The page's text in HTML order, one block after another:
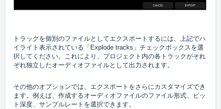
トラックを個別のファイルとしてエクスポートするには、上記でハ
イライト表示されている「Explode tracks 」チェックボックスを選
択してください。これにより、プロジェクト内の各トラックがそれ
ぞれ独立したオーディオファイルとして出力されます。
その他のオプションでは、エクスポートをさらにカスタマイズでき
ます。例えば、作成するオーディオファイルのファイル形式、ビッ
ト深度、サンプルレートを選択できます。